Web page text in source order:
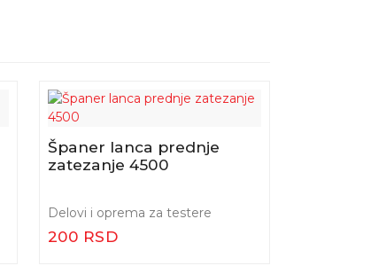
Španer lanca prednje
zatezanje 4500
Delovi i oprema za testere
200 RSD